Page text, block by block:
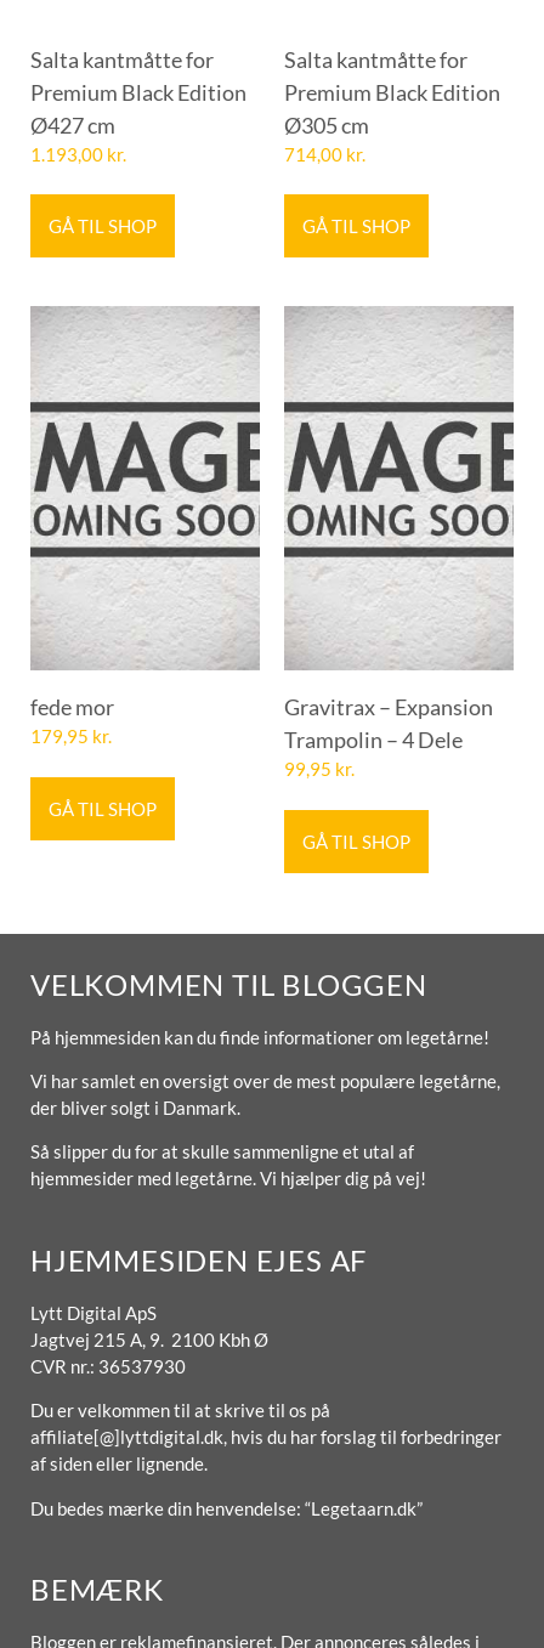
Salta kantmåtte for
Premium Black Edition
Ø427 cm
1.193,00 kr.
GÅ TIL SHOP
Salta kantmåtte for
Premium Black Edition
Ø305 cm
714,00 kr.
GÅ TIL SHOP
fede mor
179,95 kr.
GÅ TIL SHOP
Gravitrax – Expansion
Trampolin – 4 Dele
99,95 kr.
GÅ TIL SHOP
VELKOMMEN TIL BLOGGEN
På hjemmesiden kan du finde informationer om legetårne!
Vi har samlet en oversigt over de mest populære legetårne,
der bliver solgt i Danmark.
Så slipper du for at skulle sammenligne et utal af
hjemmesider med legetårne. Vi hjælper dig på vej!
HJEMMESIDEN EJES AF
Lytt Digital ApS
Jagtvej 215 A, 9. 2100 Kbh Ø
CVR nr.: 36537930
Du er velkommen til at skrive til os på
affiliate[@]lyttdigital.dk, hvis du har forslag til forbedringer
af siden eller lignende.
Du bedes mærke din henvendelse: “Legetaarn.dk”
BEMÆRK
Bloggen er reklamefinansieret. Der annonceres således i